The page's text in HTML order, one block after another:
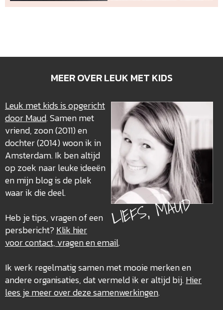
MEER OVER LEUK MET KIDS
LIEFS, MAUD
Leuk met kids is opgericht
door Maud. Samen met
vriend, zoon (2011) en
dochter (2014) woon ik in
Amsterdam. Ik ben altijd
op zoek naar leuke ideeën
en mijn blog is de plek
waar ik die deel.
Heb je tips, vragen of een
persbericht?Klik hier
voor contact, vragen en email.
Ik werk regelmatig samen met mooie merken en
andere organisaties, dat vermeld ik er altijd bij.Hier
lees je meer over dezesamenwerkingen.